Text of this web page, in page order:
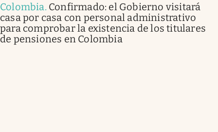
Colombia. Confirmado: el Gobierno visitará
casa por casa con personal administrativo
para comprobar la existencia de los titulares
de pensiones en Colombia